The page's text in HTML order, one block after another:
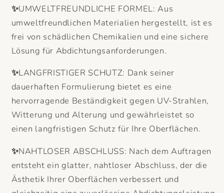
✨UMWELTFREUNDLICHE FORMEL: Aus
umweltfreundlichen Materialien hergestellt, ist es
frei von schädlichen Chemikalien und eine sichere
Lösung für Abdichtungsanforderungen.
✨LANGFRISTIGER SCHUTZ: Dank seiner
dauerhaften Formulierung bietet es eine
hervorragende Beständigkeit gegen UV-Strahlen,
Witterung und Alterung und gewährleistet so
einen langfristigen Schutz für Ihre Oberflächen.
✨NAHTLOSER ABSCHLUSS: Nach dem Auftragen
entsteht ein glatter, nahtloser Abschluss, der die
Ästhetik Ihrer Oberflächen verbessert und